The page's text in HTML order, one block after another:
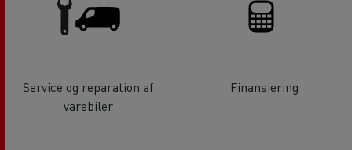
Service og reparation af
varebiler
Finansiering